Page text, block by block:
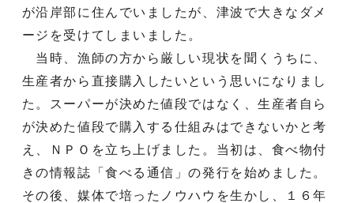
が沿岸部に住んでいましたが、津波で大きなダメ
ージを受けてしまいました。
当時、漁師の方から厳しい現状を聞くうちに、
生産者から直接購入したいという思いになりまし
た。スーパーが決めた値段ではなく、生産者自ら
が決めた値段で購入する仕組みはできないかと考
え、ＮＰＯを立ち上げました。当初は、食べ物付
きの情報誌「食べる通信」の発行を始めました。
その後、媒体で培ったノウハウを生かし、１６年